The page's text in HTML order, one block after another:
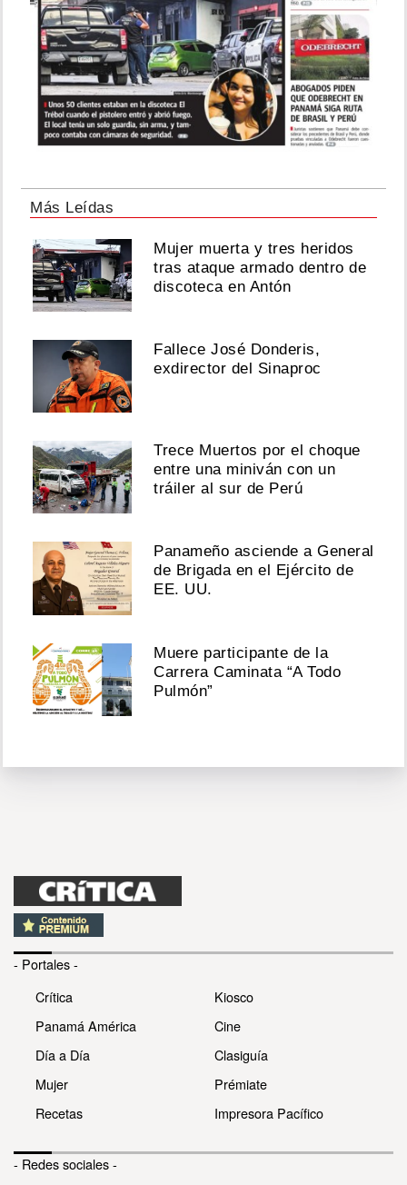
Más Leídas
Mujer muerta y tres heridos
tras ataque armado dentro de
discoteca en Antón
Fallece José Donderis,
exdirector del Sinaproc
Trece Muertos por el choque
entre una miniván con un
tráiler al sur de Perú
Panameño asciende a General
de Brigada en el Ejército de
EE. UU.
Muere participante de la
Carrera Caminata “A Todo
Pulmón”
- Portales -
Crítica
Panamá América
Día a Día
Mujer
Recetas
Kiosco
Cine
Clasiguía
Prémiate
Impresora Pacífico
- Redes sociales -